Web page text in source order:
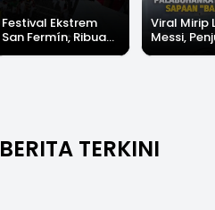
Festival Ekstrem
San Fermín, Ribuan
Orang Berlari 875
Viral Mirip
Messi,
di
BERITA TERKINI